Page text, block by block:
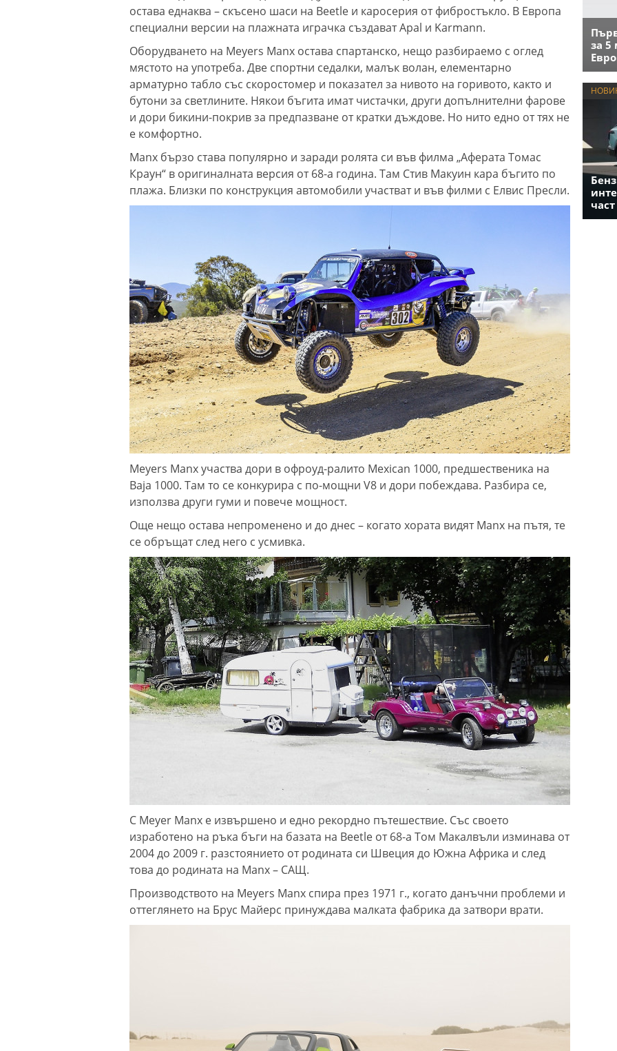
остава еднаква – скъсено шаси на Beetle и каросерия от фибростъкло. В Европа
специални версии на плажната играчка създават Apal и Karmann.
Оборудването на Meyers Manx остава спартанско, нещо разбираемо с оглед
мястото на употреба. Две спортни седалки, малък волан, елементарно
арматурно табло със скоростомер и показател за нивото на горивото, както и
бутони за светлините. Някои бъгита имат чистачки, други допълнителни фарове
и дори бикини-покрив за предпазване от кратки дъждове. Но нито едно от тях не
е комфортно.
Manx бързо става популярно и заради ролята си във филма „Аферата Томас
Краун“ в оригиналната версия от 68-а година. Там Стив Макуин кара бъгито по
плажа. Близки по конструкция автомобили участват и във филми с Елвис Пресли.
Meyers Manx участва дори в офроуд-ралито Mexican 1000, предшественика на
Baja 1000. Там то се конкурира с по-мощни V8 и дори побеждава. Разбира се,
използва други гуми и повече мощност.
Още нещо остава непроменено и до днес – когато хората видят Manx на пътя, те
се обръщат след него с усмивка.
С Meyer Manx е извършено и едно рекордно пътешествие. Със своето
изработено на ръка бъги на базата на Beetle от 68-а Том Макалвъли изминава от
2004 до 2009 г. разстоянието от родината си Швеция до Южна Африка и след
това до родината на Manx – САЩ.
Производството на Meyers Manx спира през 1971 г., когато данъчни проблеми и
оттеглянето на Брус Майерс принуждава малката фабрика да затвори врати.
за 5
част